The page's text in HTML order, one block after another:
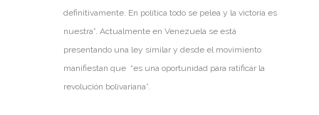
definitivamente. En política todo se pelea y la victoria es
nuestra”. Actualmente en Venezuela se está
presentando una ley similar y desde el movimiento
manifiestan que “es una oportunidad para ratificar la
revolución bolivariana”.